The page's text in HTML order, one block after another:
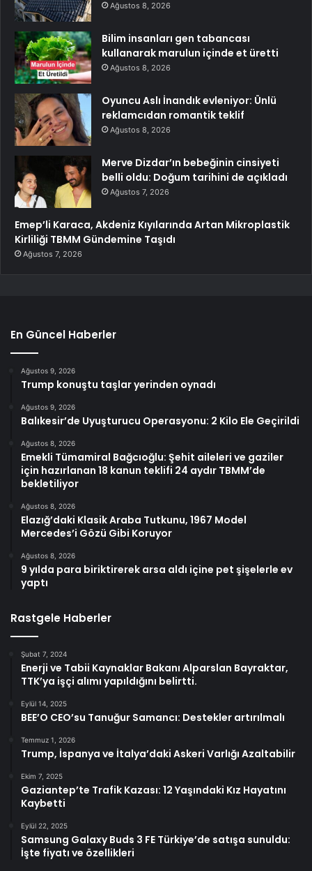
Ağustos 8, 2026
Bilim insanları gen tabancası
kullanarak marulun içinde et üretti
Ağustos 8, 2026
Oyuncu Aslı İnandık evleniyor: Ünlü
reklamcıdan romantik teklif
Ağustos 8, 2026
Merve Dizdar’ın bebeğinin cinsiyeti
belli oldu: Doğum tarihini de açıkladı
Ağustos 7, 2026
Emep’li Karaca, Akdeniz Kıyılarında Artan Mikroplastik
Kirliliği TBMM Gündemine Taşıdı
Ağustos 7, 2026
En Güncel Haberler
Ağustos 9, 2026
Trump konuştu taşlar yerinden oynadı
Ağustos 9, 2026
Balıkesir’de Uyuşturucu Operasyonu: 2 Kilo Ele Geçirildi
Ağustos 8, 2026
Emekli Tümamiral Bağcıoğlu: Şehit aileleri ve gaziler
için hazırlanan 18 kanun teklifi 24 aydır TBMM’de
bekletiliyor
Ağustos 8, 2026
Elazığ’daki Klasik Araba Tutkunu, 1967 Model
Mercedes’i Gözü Gibi Koruyor
Ağustos 8, 2026
9 yılda para biriktirerek arsa aldı içine pet şişelerle ev
yaptı
Rastgele Haberler
Şubat 7, 2024
Enerji ve Tabii Kaynaklar Bakanı Alparslan Bayraktar,
TTK’ya işçi alımı yapıldığını belirtti.
Eylül 14, 2025
BEE’O CEO’su Tanuğur Samancı: Destekler artırılmalı
Temmuz 1, 2026
Trump, İspanya ve İtalya’daki Askeri Varlığı Azaltabilir
Ekim 7, 2025
Gaziantep’te Trafik Kazası: 12 Yaşındaki Kız Hayatını
Kaybetti
Eylül 22, 2025
Samsung Galaxy Buds 3 FE Türkiye’de satışa sunuldu:
İşte fiyatı ve özellikleri